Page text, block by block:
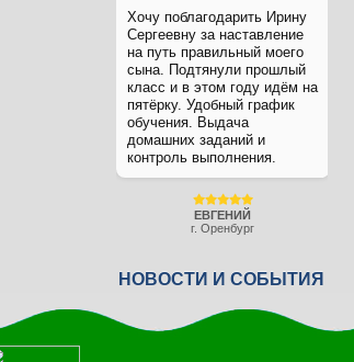
Хочу поблагодарить Ирину
Сергеевну за наставление
на путь правильный моего
сына. Подтянули прошлый
класс и в этом году идём на
пятёрку. Удобный график
обучения. Выдача
домашних заданий и
контроль выполнения.
ЕВГЕНИЙ
г. Оренбург
НОВОСТИ И СОБЫТИЯ